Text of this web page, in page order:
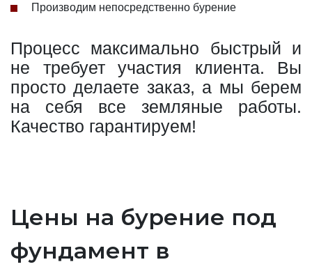
Производим непосредственно бурение
Процесс максимально быстрый и
не требует участия клиента. Вы
просто делаете заказ, а мы берем
на себя все земляные работы.
Качество гарантируем!
Цены на бурение под
фундамент в